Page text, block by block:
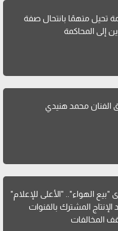
تحيل متهمًا بانتحال صفة
إلى المحاكمة
الفنان محمد هنيدي
الهواء".. "الأعلى للإعلام"
الإنتاج المشترك بالقنوات
المخالفات